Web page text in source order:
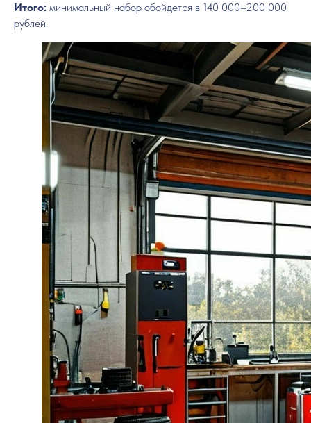
Итого: минимальный набор обойдется в 140 000–200 000
рублей.